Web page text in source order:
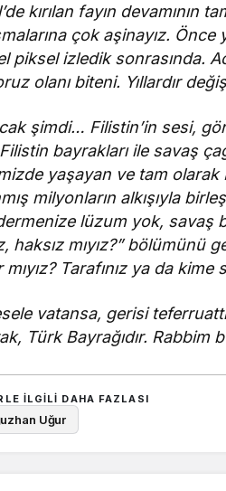
kırılan fayın devamının
çok aşinayız.
piksel izledik sonrasında.
olanı biteni. Yıllardır
şimdi… Filistin’in sesi,
bayrakları ile savaş
yaşayan ve tam olarak
milyonların alkışıyla
lüzum yok, savaş
haksız mıyız?”
mıyız? Tarafınız ya da
vatansa, gerisi
Türk Bayrağıdır. Rabbim
ILGILI DAHA FAZLASI
Uğur